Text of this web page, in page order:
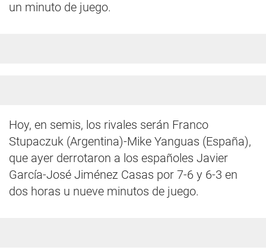
un minuto de juego.
Hoy, en semis, los rivales serán Franco
Stupaczuk (Argentina)-Mike Yanguas (España),
que ayer derrotaron a los españoles Javier
García-José Jiménez Casas por 7-6 y 6-3 en
dos horas u nueve minutos de juego.